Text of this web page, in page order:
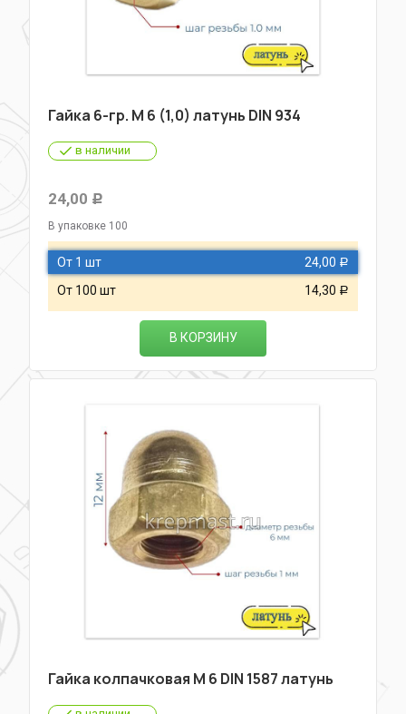
Гайка 6-гр. М 6 (1,0) латунь DIN 934
в наличии
24,00 Р
В упаковке 100
От 1 шт 24,00 Р
От 100 шт 14,30 Р
В КОРЗИНУ
Гайка колпачковая М 6 DIN 1587 латунь